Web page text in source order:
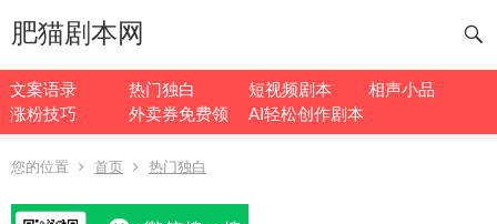
肥猫剧本网
文案语录 热门独白 短视频剧本
相声小品
涨粉技巧
外卖券免费领 AI轻松创作剧本
您的位置 首页 热门独白